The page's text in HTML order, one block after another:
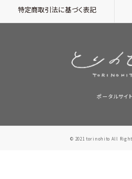
特定商取引法に基づく表記
ポータルサイト
© 2021 torinohito All